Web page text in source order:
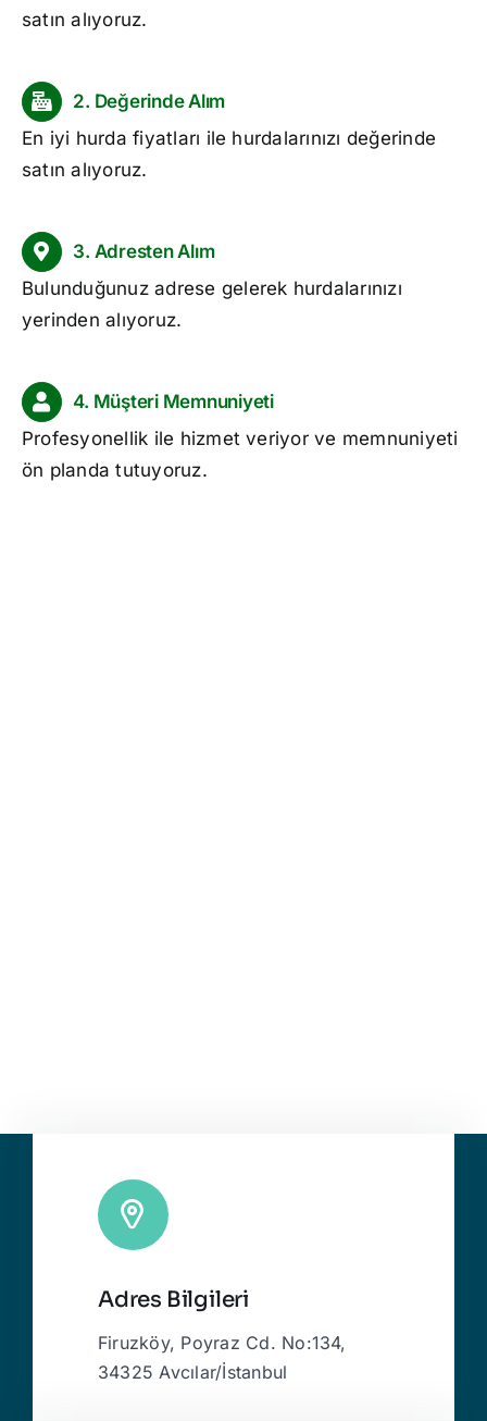
satın alıyoruz.
2. Değerinde Alım
En iyi hurda fiyatları ile hurdalarınızı değerinde
satın alıyoruz.
3. Adresten Alım
Bulunduğunuz adrese gelerek hurdalarınızı
yerinden alıyoruz.
4. Müşteri Memnuniyeti
Profesyonellik ile hizmet veriyor ve memnuniyeti
ön planda tutuyoruz.
Adres Bilgileri
Firuzköy, Poyraz Cd. No:134,
34325 Avcılar/İstanbul